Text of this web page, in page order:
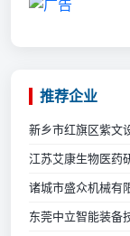
推荐企业
新乡市红旗区紫文
江苏艾康生物医药
诸城市盛众机械有
东莞中立智能装备